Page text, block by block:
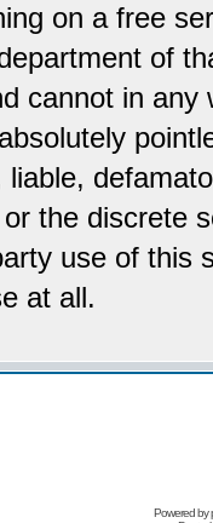
on a free
of
cannot in
liable,
the discrete
use of this
at all.
Powered by